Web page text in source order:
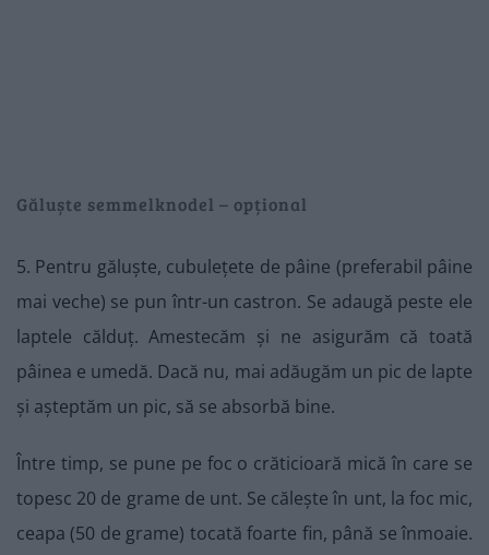
Găluște semmelknodel – opțional
5. Pentru găluște, cubulețete de pâine (preferabil pâine
mai veche) se pun într-un castron. Se adaugă peste ele
laptele călduț. Amestecăm și ne asigurăm că toată
pâinea e umedă. Dacă nu, mai adăugăm un pic de lapte
și așteptăm un pic, să se absorbă bine.
Între timp, se pune pe foc o crăticioară mică în care se
topesc 20 de grame de unt. Se călește în unt, la foc mic,
ceapa (50 de grame) tocată foarte fin, până se înmoaie.